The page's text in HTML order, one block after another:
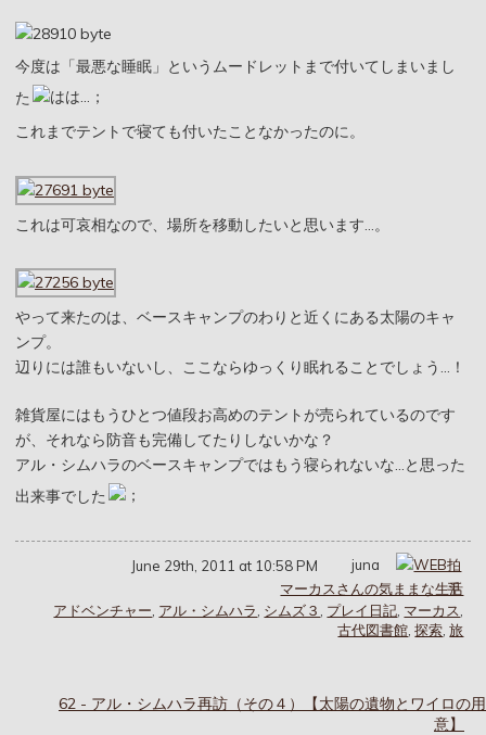
今度は「最悪な睡眠」というムードレットまで付いてしまいまし
た
これまでテントで寝ても付いたことなかったのに。
これは可哀相なので、場所を移動したいと思います…。
やって来たのは、ベースキャンプのわりと近くにある太陽のキャ
ンプ。
辺りには誰もいないし、ここならゆっくり眠れることでしょう…！
雑貨屋にはもうひとつ値段お高めのテントが売られているのです
が、それなら防音も完備してたりしないかな？
アル・シムハラのベースキャンプではもう寝られないな…と思った
出来事でした
June 29th, 2011 at 10:58 PM
juna
マーカスさんの気ままな生活
アドベンチャー アル・シムハラ シムズ３ プレイ日記 マーカス
古代図書館 ,探索 ,旅
62 - アル・シムハラ再訪（その４）【太陽の遺物とワイロの用
意】